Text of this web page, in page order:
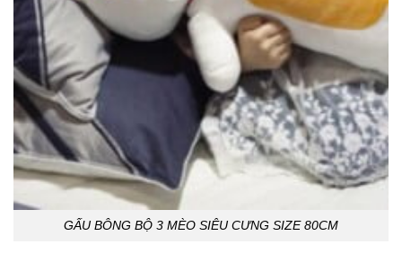
GẤU BÔNG BỘ 3 MÈO SIÊU CƯNG SIZE 80CM